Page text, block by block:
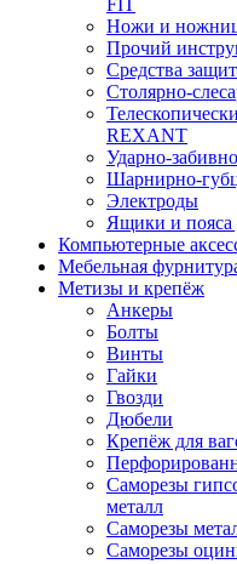
FIT
Ножи и
Прочий
Средства
Столярно-
REXANT
Ударно-
Шарнирно-
Электроды
Ящики и пояса
Компьютерные
Мебельная
Метизы и крепёж
Анкеры
Болты
Винты
Гайки
Гвозди
Дюбели
Крепёж для
Саморезы
металл
Саморезы
Саморезы